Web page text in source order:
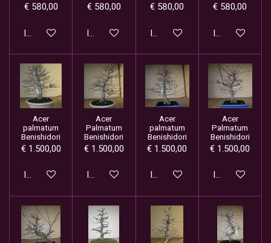
€ 580,00
In winkelwagen
€ 580,00
In winkelwagen
€ 580,00
In winkelwagen
€ 580,00
In
Acer
palmatum
Benishidori
€ 1.500,00
In winkelwagen
Acer
Palmatum
Benishidori
€ 1.500,00
In winkelwagen
Acer
palmatum
Benishidori
€ 1.500,00
In winkelwagen
Acer
Palmatum
Benishidori
€ 1.500,00
In